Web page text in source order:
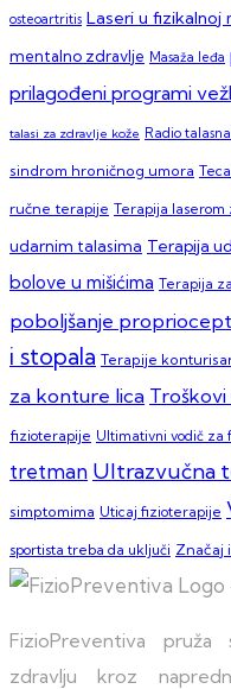
osteoartritis Laseri u fizikalnoj
mentalno zdravlje Masaža leđa
prilagođeni programi
talasi za zdravlje kože Radio
sindrom hroničnog umora
ručne terapije Terapija
udarnim talasima Terapija
bolove u mišićima Terapija
poboljšanje
i stopala Terapije
za konture lica
fizioterapije Ultimativni vodič
tretman Ultrazvučna
simptomima Uticaj fizioterapije
sportista treba da uključi Značaj
FizioPreventiva
zdravlju kroz